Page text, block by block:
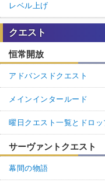
レベル上げ
クエスト
恒常開放
アドバンスドクエスト
メインインタールード
曜日クエスト一覧とドロッ
サーヴァントクエスト
幕間の物語